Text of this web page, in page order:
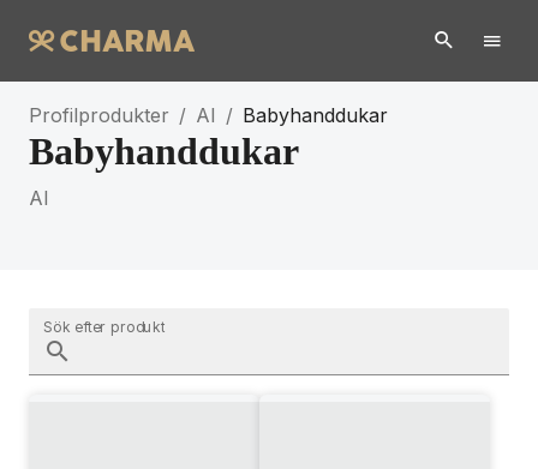
Profilprodukter / AI / Babyhanddukar
Babyhanddukar
AI
Sök efter produkt